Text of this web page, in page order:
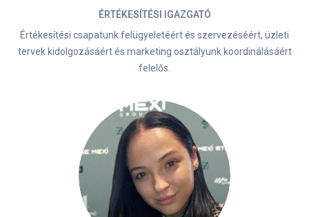
ÉRTÉKESÍTÉSI IGAZGATÓ
Értékesítési csapatunk felügyeletéért és szervezéséért, üzleti
tervek kidolgozásáért és marketing osztályunk koordinálásáért
felelős.